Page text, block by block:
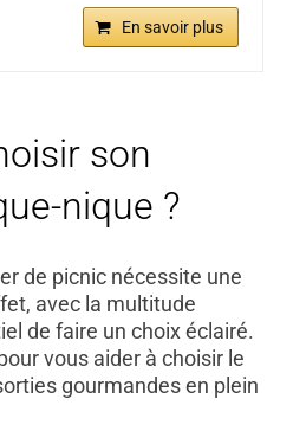
En savoir plus
son
nique ?
de picnic nécessite une
avec la multitude
de faire un choix éclairé.
vous aider à choisir le
gourmandes en plein